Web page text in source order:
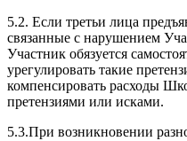
5.2. Если третьи лица
связанные с нарушением
Участник обязуется
урегулировать такие
компенсировать расходы
претензиями или исками.
5.3.При возникновении